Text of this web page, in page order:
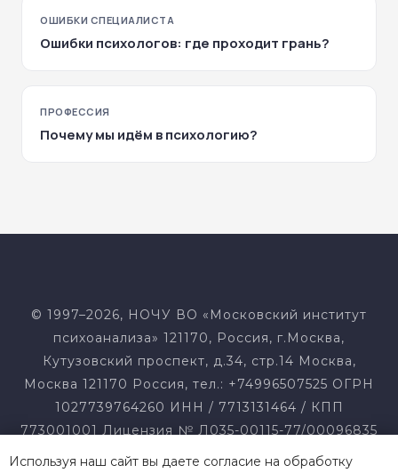
ОШИБКИ СПЕЦИАЛИСТА
Ошибки психологов: где проходит грань?
ПРОФЕССИЯ
Почему мы идём в психологию?
Используя наш сайт вы даете согласие на обработку
© 1997–2026, НОЧУ ВО «Московский институт
психоанализа» 121170, Россия, г.Москва,
Кутузовский проспект, д.34, стр.14 Москва,
Москва 121170 Россия, тел.: +74996507525 ОГРН
1027739764260 ИНН / 7713131464 / КПП
773001001 Лицензия № Л035-00115-77/00096835
от 16.11.2016 г. Свидетельство о гос.